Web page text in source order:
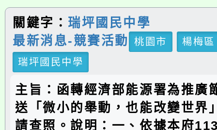
關鍵字： 瑞坪國民中學
最新消息-競賽活動
桃園市
楊梅區
瑞坪國民中學
主旨：函轉經濟部能源署為推廣
送「微小的舉動，也能改變世界
請查照。說明：一、依據本府